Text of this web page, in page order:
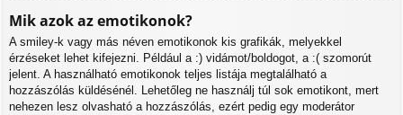
Mik azok az emotikonok?
A smiley-k vagy más néven emotikonok kis grafikák, melyekkel
érzéseket lehet kifejezni. Például a :) vidámot/boldogot, a :( szomorút
jelent. A használható emotikonok teljes listája megtalálható a
hozzászólás küldésénél. Lehetőleg ne használj túl sok emotikont, mert
nehezen lesz olvasható a hozzászólás, ezért pedig egy moderátor